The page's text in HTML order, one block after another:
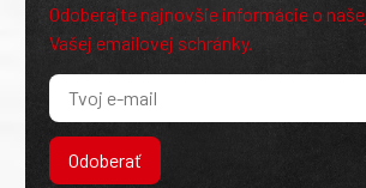
Odoberajte najnovšie informácie o
Vašej emailovej schránky.
Odoberať